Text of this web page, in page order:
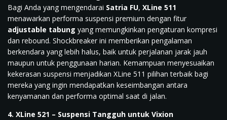
Bagi Anda yang mengendarai Satria FU, XLine 511
menawarkan performa suspensi premium dengan fitur
adjustable tabung yang memungkinkan pengaturan kompresi
dan rebound. Shockbreaker ini memberikan pengalaman
berkendara yang lebih halus, baik untuk perjalanan jarak jauh
maupun untuk penggunaan harian. Kemampuan menyesuaikan
kekerasan suspensi menjadikan XLine 511 pilihan terbaik bagi
mereka yang ingin mendapatkan keseimbangan antara
kenyamanan dan performa optimal saat di jalan.
4. XLine 521 – Suspensi Tangguh untuk Vixion